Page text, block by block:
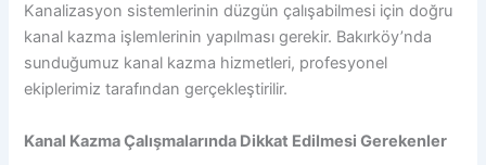
Kanalizasyon sistemlerinin düzgün çalışabilmesi için doğru
kanal kazma işlemlerinin yapılması gerekir. Bakırköy’nda
sunduğumuz kanal kazma hizmetleri, profesyonel
ekiplerimiz tarafından gerçekleştirilir.
Kanal Kazma Çalışmalarında Dikkat Edilmesi Gerekenler